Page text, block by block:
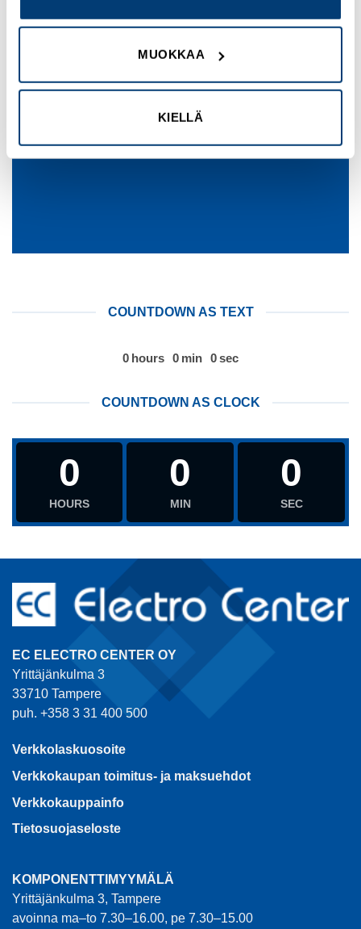
MUOKKAA
KIELLÄ
0 0
MIN
0
COUNTDOWN AS TEXT
0 hours 0 min 0sec
COUNTDOWN AS CLOCK
0
HOURS
0
MIN
0
SEC
EC ELECTRO CENTER OY
Yrittäjänkulma 3
33710 Tampere
puh. +358 3 31 400 500
Verkkolaskuosoite
Verkkokaupan toimitus- ja maksuehdot
Verkkokauppainfo
Tietosuojaseloste
KOMPONENTTIMYYMÄLÄ
Yrittäjänkulma 3, Tampere
avoinna ma–to 7.30–16.00, pe 7.30–15.00